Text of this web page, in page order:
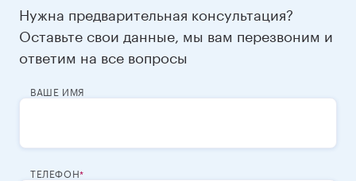
Нужна предварительная консультация?
Оставьте свои данные, мы вам перезвоним и
ответим на все вопросы
ВАШЕ ИМЯ
ТЕЛЕФОН